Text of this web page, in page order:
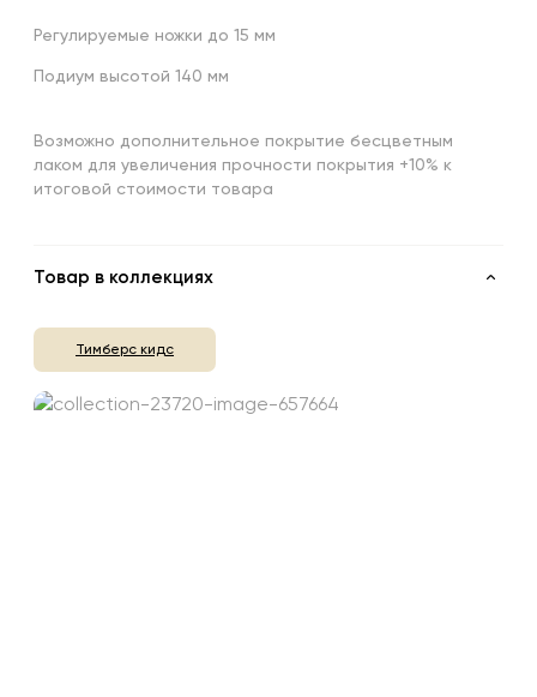
Регулируемые ножки до 15 мм
Подиум высотой 140 мм
Возможно дополнительное покрытие бесцветным
лаком для увеличения прочности покрытия +10% к
итоговой стоимости товара
Товар в коллекциях
Тимберс кидс